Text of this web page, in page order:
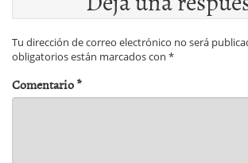
Tu dirección de correo electrónico no será
obligatorios están marcados con *
Comentario*